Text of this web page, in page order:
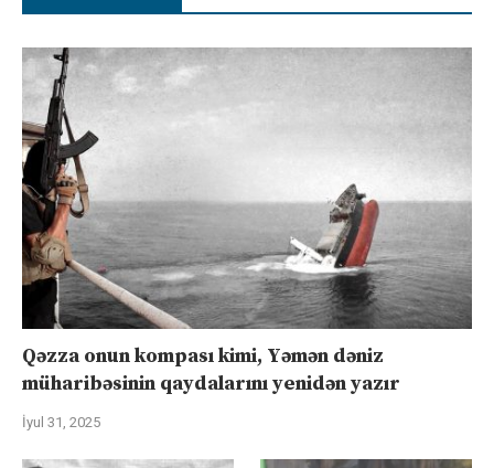
Qəzza onun kompası kimi, Yəmən dəniz
müharibəsinin qaydalarını yenidən yazır
İyul 31, 2025